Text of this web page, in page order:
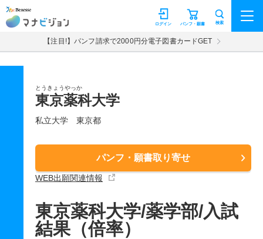
マナビジョン パンフ・願書
ログイン 検索
【注目!】パンフ請求で2000円分電子図書カードGET
とうきょうやっか
東京薬科大学
私立大学 東京都
パンフ・願書取り寄せ
WEB出願関連情報
東京薬科大学/薬学部/入試
結果（倍率）